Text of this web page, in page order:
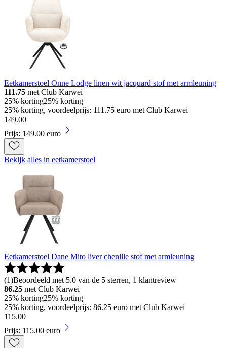
Eetkamerstoel Onne Lodge linen wit jacquard stof met armleuning
111.75 met Club Karwei
25% korting25% korting
25% korting, voordeelprijs: 111.75 euro met Club Karwei
149.00
Prijs: 149.00 euro
Bekijk alles in eetkamerstoel
Eetkamerstoel Dane Mito liver chenille stof met armleuning
(1)Beoordeeld met 5.0 van de 5 sterren, 1 klantreview
86.25 met Club Karwei
25% korting25% korting
25% korting, voordeelprijs: 86.25 euro met Club Karwei
115.00
Prijs: 115.00 euro